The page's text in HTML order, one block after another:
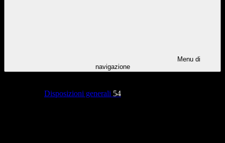
Menu di
navigazione
Disposizioni generali 54